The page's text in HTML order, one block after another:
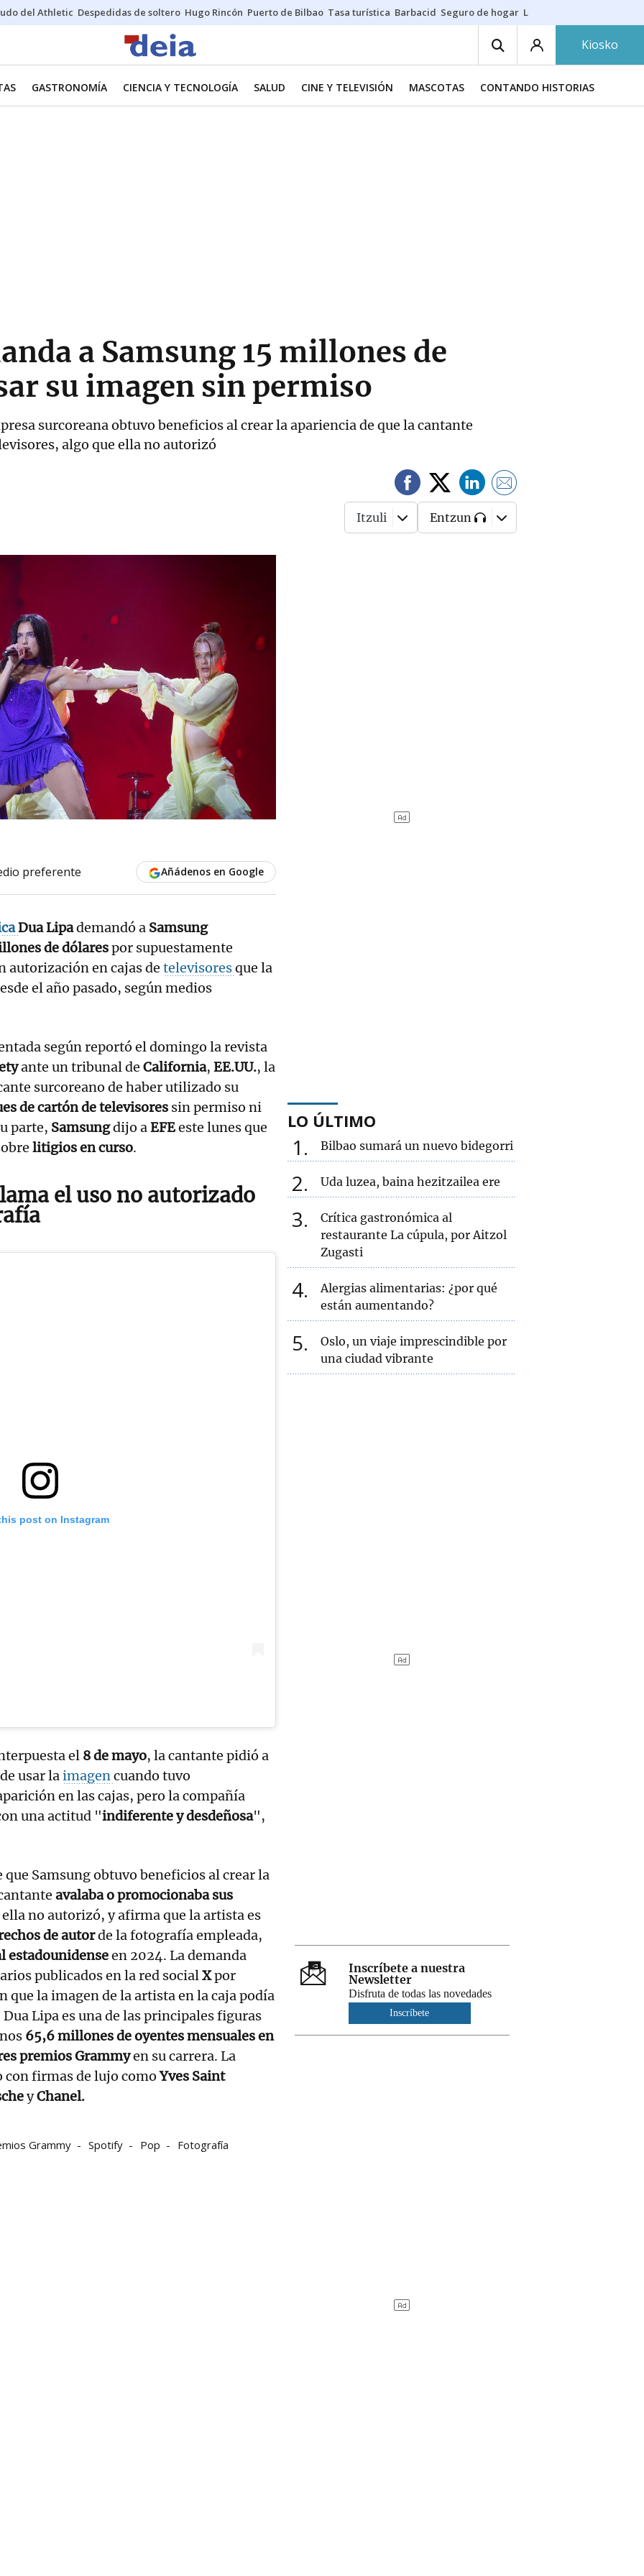
del Athletic Despedidas de soltero Hugo Rincón Puerto de Bilbao Tasa turística Barbacid Seguro de hogar Lío Athletic-Osasuna
Kiosko
GASTRONOMÍA CIENCIA Y TECNOLOGÍA SALUD CINE Y TELEVISIÓN MASCOTAS CONTANDO HISTORIAS
a Samsung 15 millones de
su imagen sin permiso
surcoreana obtuvo beneficios al crear la apariencia de que la cantante
algo que ella no autorizó
Itzuli Entzun
preferente Añádenos en Google
Dua Lipademandó a Samsung
de dólarespor supuestamente
autorización en cajas de televisoresque la
el año pasado, según medios
según reportó el domingo la revista
ante un tribunal de California, EE.UU., la
surcoreano de haber utilizado su
de cartón de televisores sin permiso ni
parte, Samsungdijo aEFEeste lunes que
litigios en curso.
el uso no autorizado
post on Instagram
el 8 de mayo, la cantante pidió a
usar laimagencuando tuvo
en las cajas, pero la compañía
una actitud "indiferente y desdeñosa",
que Samsung obtuvo beneficios al crear la
avalaba o promocionaba sus
ella no autorizó, y afirma que la artista es
de autorde la fotografía empleada,
estadounidenseen 2024. La demanda
publicados en la red socialXpor
que la imagen de la artista en la caja podía
Dua Lipa es una de las principales figuras
65,6 millones de oyentes mensuales en
premios Grammyen su carrera. La
con firmas de lujo comoYves Saint
yChanel.
Grammy Spotify Pop Fotografía
LO ÚLTIMO
1 Bilbao sumará un nuevo bidegorri
2 Uda luzea, baina hezitzailea ere
3
Crítica gastronómica al
restaurante La cúpula, por Aitzol
Zugasti
4
Alergias alimentarias: ¿por qué
están aumentando?
5
Oslo, un viaje imprescindible por
una ciudad vibrante
Inscríbete a nuestra
Newsletter
Disfruta de todas las novedades
Inscríbete